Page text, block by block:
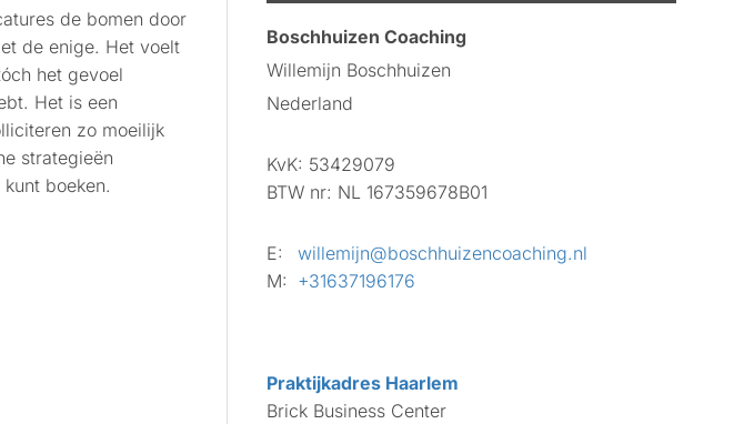
de bomen door
de enige. Het voelt
het gevoel
Het is een
zo moeilijk
strategieën
boeken.
Boschhuizen Coaching
Willemijn Boschhuizen
Nederland
KvK: 53429079
BTW nr: NL 167359678B01
E:
willemijn@boschhuizencoaching.nl
M: +31637196176
Praktijkadres Haarlem
Brick Business Center